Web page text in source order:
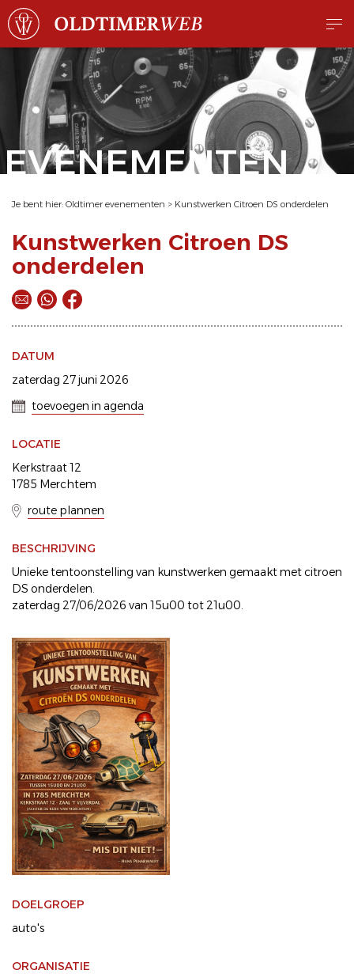
EVENEMENTEN
Je bent hier: Oldtimer evenementen > Kunstwerken Citroen DS onderdelen
Kunstwerken Citroen DS
onderdelen
DATUM
zaterdag 27 juni 2026
toevoegen in agenda
LOCATIE
Kerkstraat 12
1785 Merchtem
route plannen
BESCHRIJVING
Unieke tentoonstelling van kunstwerken gemaakt met citroen
DS onderdelen.
zaterdag 27/06/2026 van 15u00 tot 21u00.
DOELGROEP
auto's
ORGANISATIE